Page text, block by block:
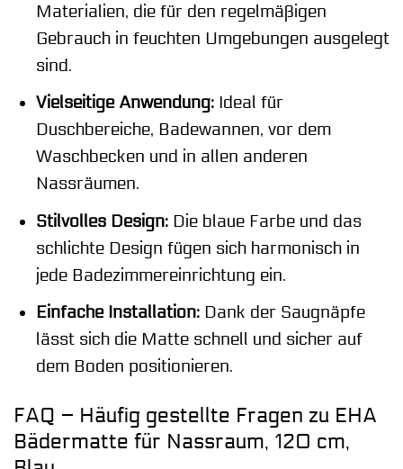
Materialien, die für den regelmäßigen
Gebrauch in feuchten Umgebungen ausgelegt
sind.
Vielseitige Anwendung:Ideal für
Duschbereiche, Badewannen, vor dem
Waschbecken und in allen anderen
Nassräumen.
Stilvolles Design:Die blaue Farbe und das
schlichte Design fügen sich harmonisch in
jede Badezimmereinrichtung ein.
Einfache Installation:Dank der Saugnäpfe
lässt sich die Matte schnell und sicher auf
dem Boden positionieren.
FAQ – Häufig gestellte Fragen zu EHA
Bädermatte für Nassraum, 120 cm,